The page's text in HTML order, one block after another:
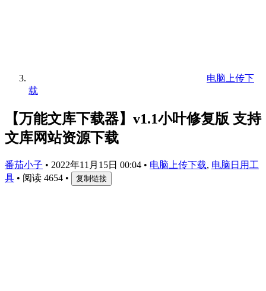
电脑上传下
载
【万能文库下载器】v1.1小叶修复版 支持
文库网站资源下载
番茄小子 • 2022年11月15日 00:04 • 电脑上传下载, 电脑日用工
具 • 阅读 4654 • 复制链接